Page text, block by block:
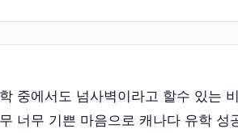
중에서도 넘사벽이라고 할수 있는
너무 기쁜 마음으로 캐나다 유학 성